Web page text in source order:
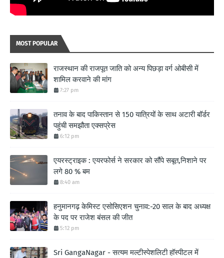
MOST POPULAR
राजस्थान की राजपूत जाति को अन्य पिछड़ा वर्ग ओबीसी में
शामिल करवाने की मांग
7:27 pm
तनाव के बाद पाकिस्तान से 150 यात्रियों के साथ अटारी बॉर्डर
पहुंची समझौता एक्सप्रेस
6:12 pm
एयरस्ट्राइक : एयरफोर्स ने सरकार को सौंपे सबूत,निशाने पर
लगे 80 % बम
8:40 am
हनुमानगढ़ केमिस्ट एसोसिएशन चुनाव:-20 साल के बाद अध्यक्ष
के पद पर राजेश बंसल की जीत
5:12 pm
Sri GangaNagar - सत्यम मल्टीस्पेशलिटी हॉस्पीटल में